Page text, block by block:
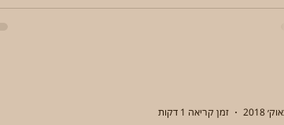
זמן קריאה 1 דקות